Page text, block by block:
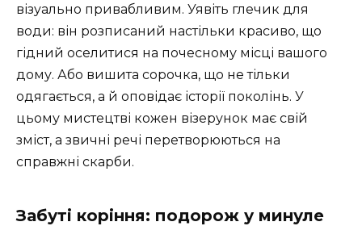
візуально привабливим. Уявіть глечик для
води: він розписаний настільки красиво, що
гідний оселитися на почесному місці вашого
дому. Або вишита сорочка, що не тільки
одягається, а й оповідає історії поколінь. У
цьому мистецтві кожен візерунок має свій
зміст, а звичні речі перетворюються на
справжні скарби.
Забуті коріння: подорож у минуле